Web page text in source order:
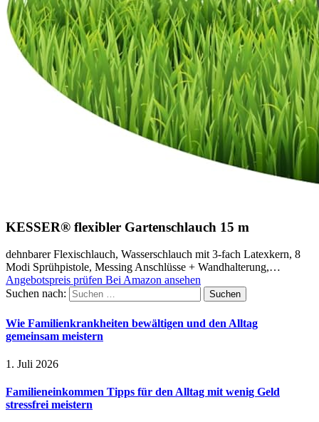
KESSER® flexibler Gartenschlauch 15 m
dehnbarer Flexischlauch, Wasserschlauch mit 3-fach Latexkern, 8
Modi Sprühpistole, Messing Anschlüsse + Wandhalterung,…
Angebotspreis prüfen Bei Amazon ansehen
Suchen nach:
Wie Familienkrankheiten bewältigen und den Alltag
gemeinsam meistern
1. Juli 2026
Familieneinkommen Tipps für den Alltag mit wenig Geld
stressfrei meistern